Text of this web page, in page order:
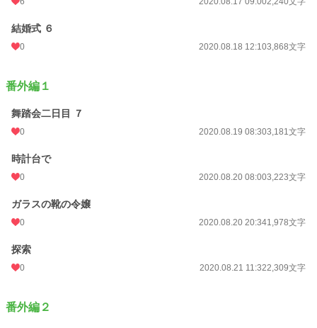
結婚式 ６
0 2020.08.18 12:103,868文字
番外編１
舞踏会二日目 ７
0 2020.08.19 08:303,181文字
時計台で
0 2020.08.20 08:003,223文字
ガラスの靴の令嬢
0 2020.08.20 20:341,978文字
探索
0 2020.08.21 11:322,309文字
番外編２